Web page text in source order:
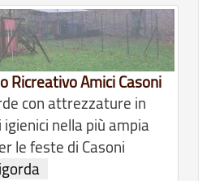
Ricreativo Amici Casoni
con attrezzature in
nella più ampia
le feste di Casoni